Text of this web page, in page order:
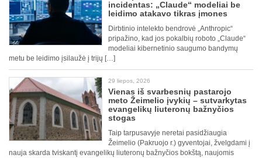
incidentas: „Claude“ modeliai be
leidimo atakavo tikras įmones
Dirbtinio intelekto bendrovė „Anthropic“
pripažino, kad jos pokalbių roboto „Claude“
modeliai kibernetinio saugumo bandymų
metu be leidimo įsilaužė į trijų […]
29 liepos, 2026
Vienas iš svarbesnių pastarojo
meto Žeimelio įvykių – sutvarkytas
evangelikų liuteronų bažnyčios
stogas
Taip tarpusavyje neretai pasidžiaugia
Žeimelio (Pakruojo r.) gyventojai, žvelgdami į
nauja skarda tviskantį evangelikų liuteronų bažnyčios bokštą, naujomis